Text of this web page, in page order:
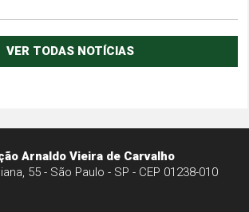
VER TODAS NOTÍCIAS
Arnaldo Vieira de Carvalho
55 - São Paulo - SP - CEP 01238-010